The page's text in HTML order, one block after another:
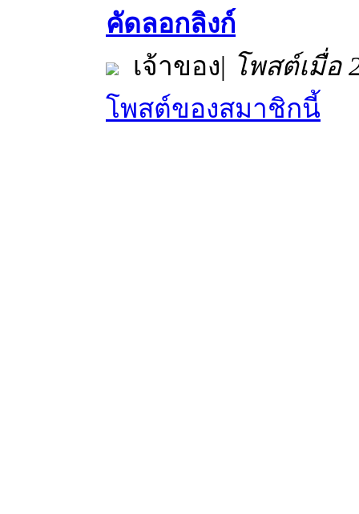
คัดลอกลิงก์
เจ้าของ| โพสต์เมื่อ
โพสต์ของสมาชิกนี้